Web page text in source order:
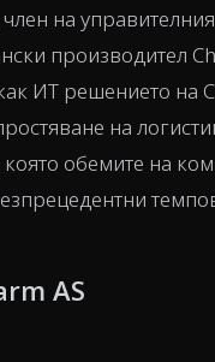
на
производител
ИТ решението на
на
обемите на
AS